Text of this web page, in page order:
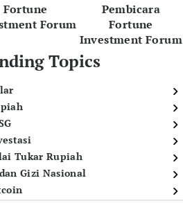
Fortune
Forum
Pembicara
Fortune
Investment Forum
Topics
Tukar Rupiah
Gizi Nasional